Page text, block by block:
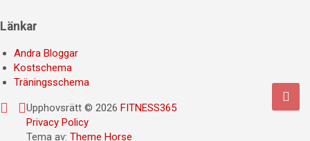
Länkar
Andra Bloggar
Kostschema
Träningsschema
Upphovsrätt © 2026 FITNESS365
Privacy Policy
Tema av: Theme Horse